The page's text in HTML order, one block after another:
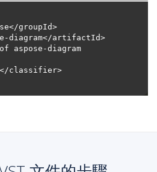
aspose-diagram